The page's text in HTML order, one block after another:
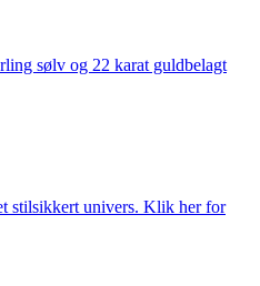
sølv og 22 karat guldbelagt
stilsikkert univers. Klik her for